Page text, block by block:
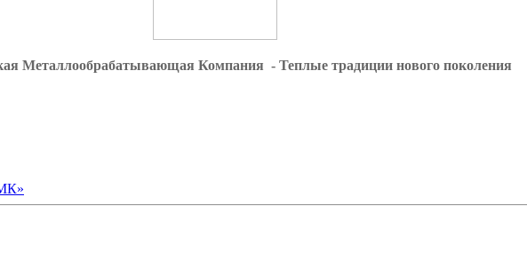
Металлообрабатывающая Компания - Теплые традиции нового поколения